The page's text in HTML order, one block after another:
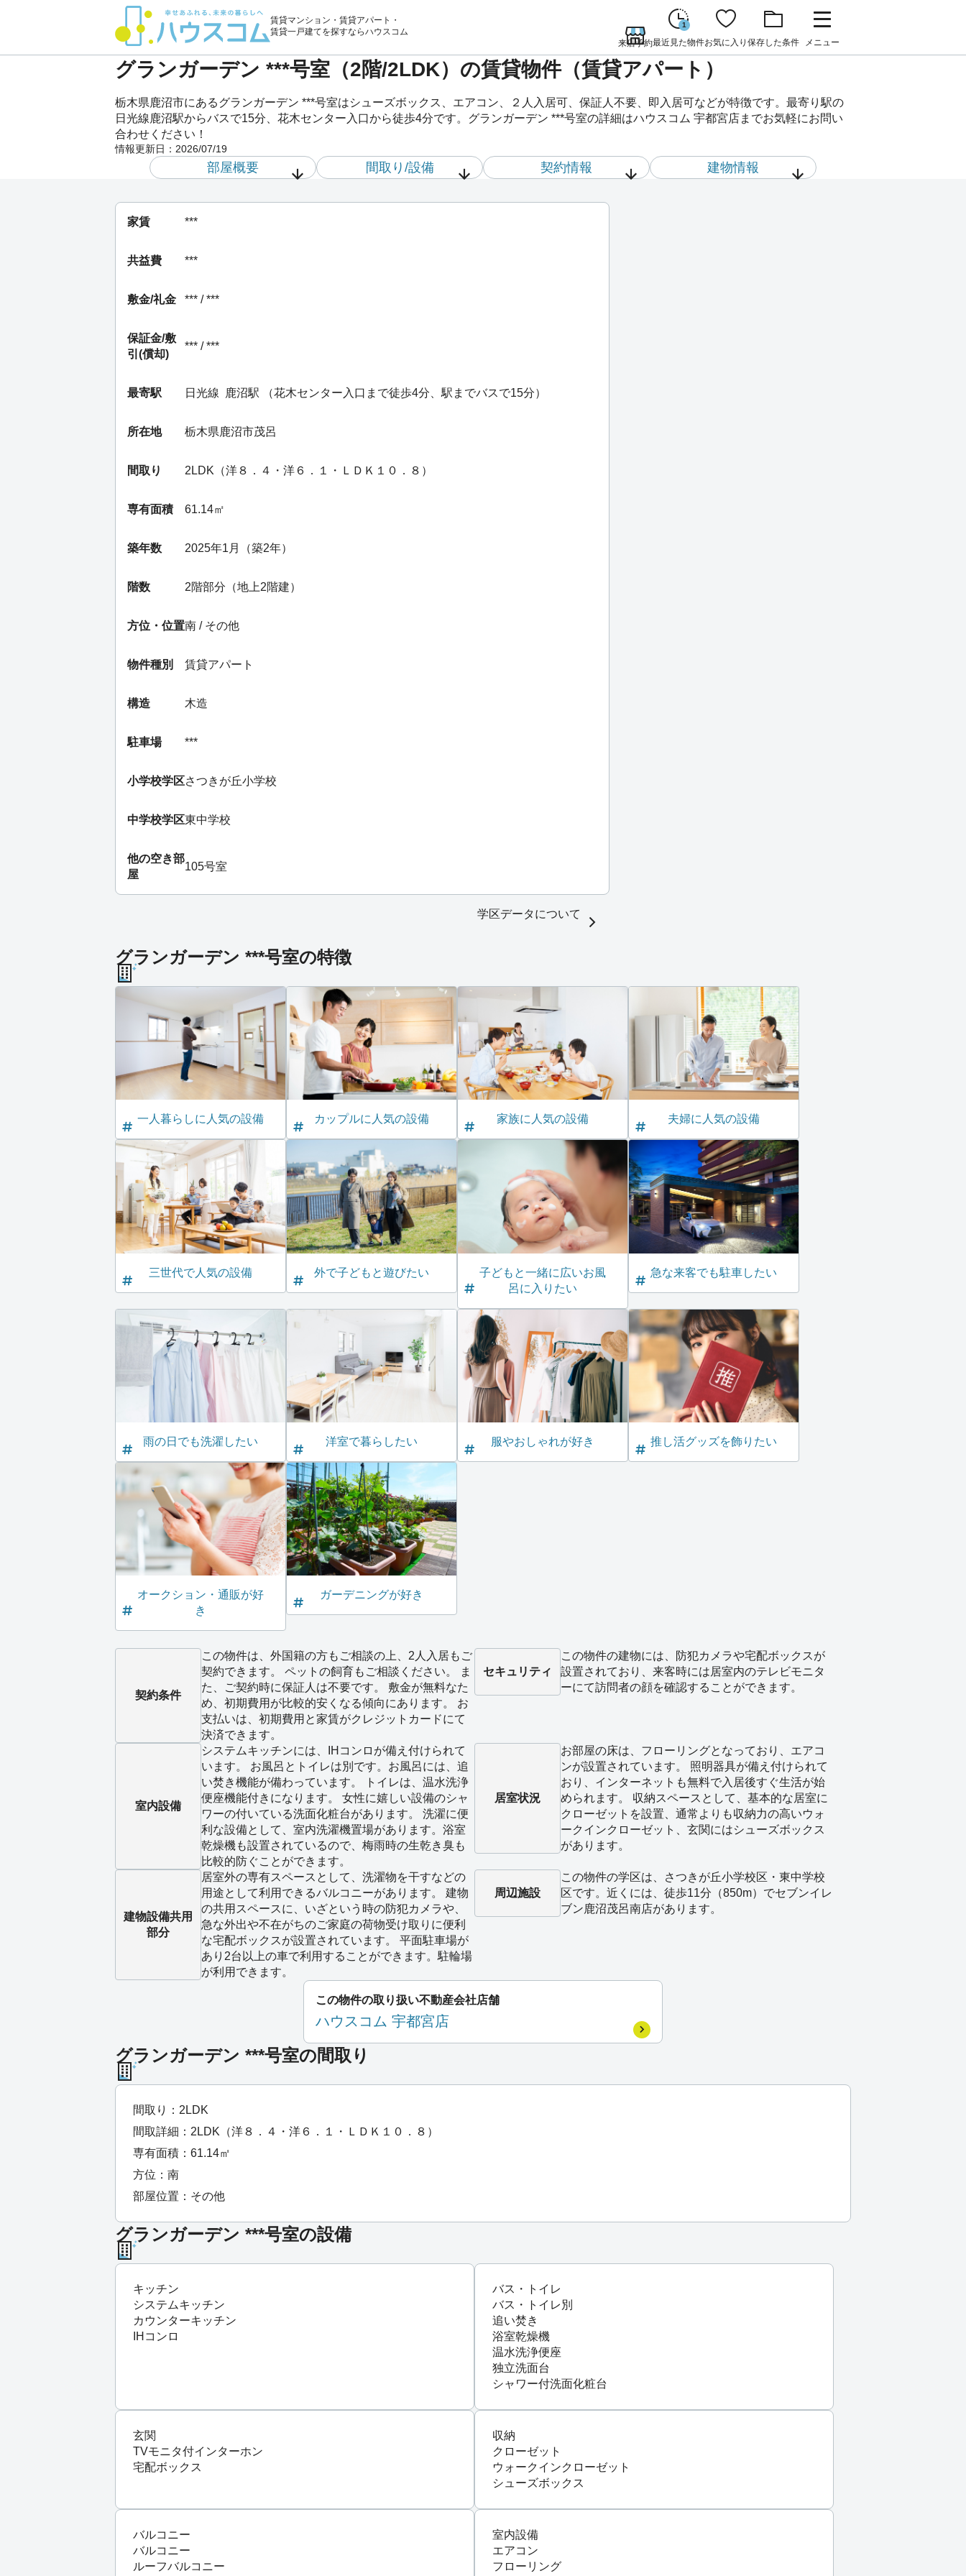
賃貸マンション・賃貸アパート・
賃貸一戸建てを探すならハウスコム
来店予約
1
最近見た物件お気に入り 保存した条件 メニュー
グランガーデン ***号室（2階/2LDK）の賃貸物件（賃貸アパート）
栃木県鹿沼市にあるグランガーデン ***号室はシューズボックス、エアコン、２人入居可、保証人不要、即入居可などが特徴です。最寄り駅の
日光線鹿沼駅からバスで15分、花木センター入口から徒歩4分です。グランガーデン ***号室の詳細はハウスコム 宇都宮店までお気軽にお問い
合わせください！
情報更新日： 2026/07/19
部屋概要 間取り/設備 契約情報 建物情報
家賃 ***
共益費 ***
敷金/礼金 *** / ***
保証金/敷
引(償却)
*** / ***
最寄駅 日光線 鹿沼駅 （花木センター入口まで徒歩4分、駅までバスで15分）
所在地 栃木県鹿沼市茂呂
間取り 2LDK（洋８．４・洋６．１・ＬＤＫ１０．８）
専有面積 61.14㎡
築年数 2025年1月（築2年）
階数 2階部分（地上2階建）
方位・位置南 / その他
物件種別 賃貸アパート
構造 木造
駐車場 ***
小学校学区さつきが丘小学校
中学校学区東中学校
他の空き部
屋
105号室
学区データについて
グランガーデン ***号室の特徴
一人暮らしに人気の設備 カップルに人気の設備 家族に人気の設備 夫婦に人気の設備
三世代で人気の設備 外で子どもと遊びたい
子どもと一緒に広いお風
呂に入りたい
急な来客でも駐車したい
雨の日でも洗濯したい 洋室で暮らしたい 服やおしゃれが好き 推し活グッズを飾りたい
オークション・通販が好
き
ガーデニングが好き
契約条件
この物件は、外国籍の方もご相談の上、2人入居もご
契約できます。 ペットの飼育もご相談ください。 ま
た、ご契約時に保証人は不要です。 敷金が無料なた
め、初期費用が比較的安くなる傾向にあります。 お
支払いは、初期費用と家賃がクレジットカードにて
決済できます。
セキュリティ
この物件の建物には、防犯カメラや宅配ボックスが
設置されており、来客時には居室内のテレビモニタ
ーにて訪問者の顔を確認することができます。
室内設備
システムキッチンには、IHコンロが備え付けられて
います。 お風呂とトイレは別です。お風呂には、追
い焚き機能が備わっています。 トイレは、温水洗浄
便座機能付きになります。 女性に嬉しい設備のシャ
ワーの付いている洗面化粧台があります。 洗濯に便
利な設備として、室内洗濯機置場があります。浴室
乾燥機も設置されているので、梅雨時の生乾き臭も
比較的防ぐことができます。
居室状況
お部屋の床は、フローリングとなっており、エアコ
ンが設置されています。 照明器具が備え付けられて
おり、インターネットも無料で入居後すぐ生活が始
められます。 収納スペースとして、基本的な居室に
クローゼットを設置、通常よりも収納力の高いウォ
ークインクローゼット、玄関にはシューズボックス
があります。
建物設備共用
部分
居室外の専有スペースとして、洗濯物を干すなどの
用途として利用できるバルコニーがあります。 建物
の共用スペースに、いざという時の防犯カメラや、
急な外出や不在がちのご家庭の荷物受け取りに便利
な宅配ボックスが設置されています。 平面駐車場が
あり2台以上の車で利用することができます。駐輪場
が利用できます。
周辺施設
この物件の学区は、さつきが丘小学校区・東中学校
区です。近くには、徒歩11分（850m）でセブンイレ
ブン鹿沼茂呂南店があります。
この物件の取り扱い不動産会社店舗
ハウスコム 宇都宮店
グランガーデン ***号室の間取り
間取り：2LDK
間取詳細：2LDK（洋８．４・洋６．１・ＬＤＫ１０．８）
専有面積：61.14㎡
方位：南
部屋位置：その他
グランガーデン ***号室の設備
キッチン
システムキッチン
カウンターキッチン
IHコンロ
バス・トイレ
バス・トイレ別
追い焚き
浴室乾燥機
温水洗浄便座
独立洗面台
シャワー付洗面化粧台
玄関
TVモニタ付インターホン
宅配ボックス
収納
クローゼット
ウォークインクローゼット
シューズボックス
バルコニー
バルコニー
ルーフバルコニー
室内設備
エアコン
フローリング